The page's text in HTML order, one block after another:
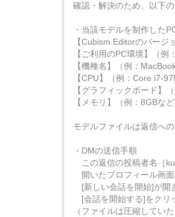
確認・解決のため、以下
・当該モデルを制作した
【Cubism Editorのバージ
【ご利用のPC環境】（
【機種名】（例：
【CPU】（例：Core i7-
【グラフィックボード】
【メモリ】（例：8GBなど
モデルファイルは返信へ
・DMの送信手順
この返信の投稿者名［
開いたプロフィール画面
[新しい会話を開始]が開
[会話を開始する]をクリ
（ファイルは圧縮していた